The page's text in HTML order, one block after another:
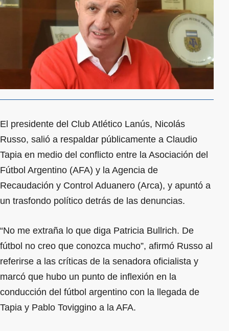
El presidente del Club Atlético Lanús, Nicolás
Russo, salió a respaldar públicamente a Claudio
Tapia en medio del conflicto entre la Asociación del
Fútbol Argentino (AFA) y la Agencia de
Recaudación y Control Aduanero (Arca), y apuntó a
un trasfondo político detrás de las denuncias.
“No me extraña lo que diga Patricia Bullrich. De
fútbol no creo que conozca mucho”, afirmó Russo al
referirse a las críticas de la senadora oficialista y
marcó que hubo un punto de inflexión en la
conducción del fútbol argentino con la llegada de
Tapia y Pablo Toviggino a la AFA.